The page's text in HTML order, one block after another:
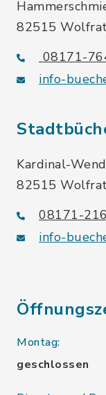
82515
08171-
info-
Kardinal-
82515
08171-
info-
Montag:
geschlossen